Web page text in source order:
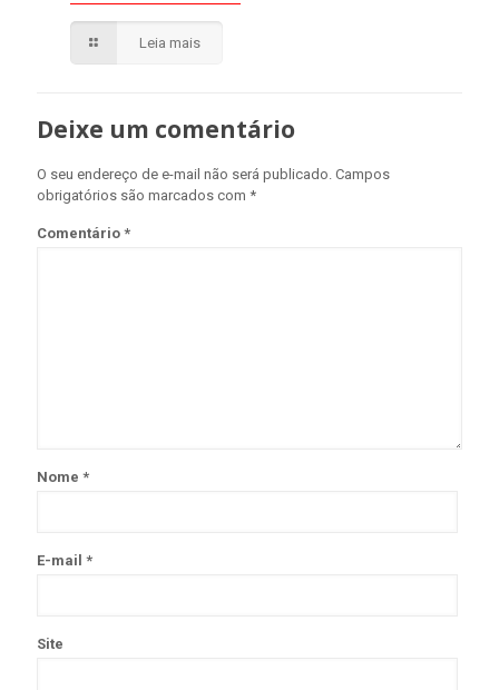
Leia mais
Deixe um comentário
O seu endereço de e-mail não será publicado. Campos
obrigatórios são marcados com *
Comentário *
Nome *
E-mail *
Site